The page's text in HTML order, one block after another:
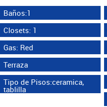
Baños:1
Closets: 1
Gas: Red
Terraza
Tipo de Pisos:ceramica,
tablilla